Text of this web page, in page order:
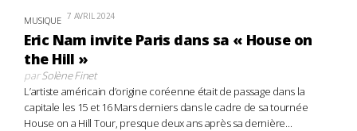
MUSIQUE 7 AVRIL 2024
Eric Nam invite Paris dans sa « House on
the Hill »
parSolène Finet
L’artiste américain d’origine coréenne était de passage dans la
capitale les 15 et 16 Mars derniers dans le cadre de sa tournée
House on a Hill Tour, presque deux ans après sa dernière...